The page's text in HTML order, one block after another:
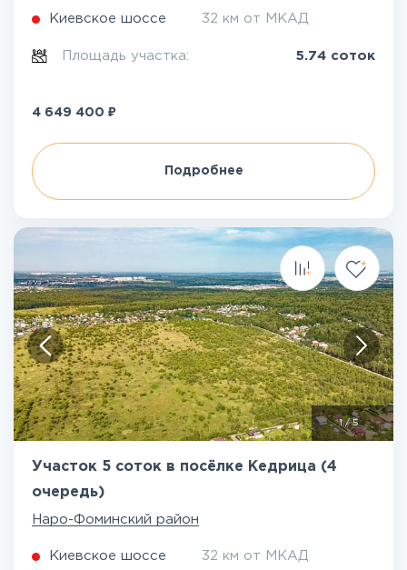
Киевское шоссе 32 км от МКАД
Площадь участка: 5.74 соток
4 649 400 ₽
Подробнее
1/5
Участок 5 соток в посёлке Кедрица (4
очередь)
Наро-Фоминский район
Киевское шоссе 32 км от МКАД